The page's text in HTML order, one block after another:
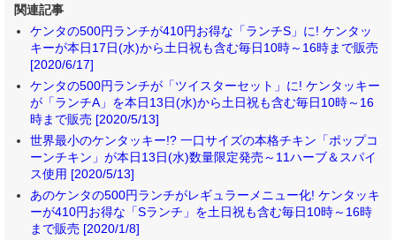
関連記事
ケンタの500円ランチが410円お得な「ランチS」に! ケンタッ
キーが本日17日(水)から土日祝も含む毎日10時～16時まで販売
[2020/6/17]
ケンタの500円ランチが「ツイスターセット」に! ケンタッキー
が「ランチA」を本日13日(水)から土日祝も含む毎日10時～16
時まで販売 [2020/5/13]
世界最小のケンタッキー!? 一口サイズの本格チキン「ポップコ
ーンチキン」が本日13日(水)数量限定発売～11ハーブ＆スパイ
ス使用 [2020/5/13]
あのケンタの500円ランチがレギュラーメニュー化! ケンタッキ
ーが410円お得な「Sランチ」を土日祝も含む毎日10時～16時
まで販売 [2020/1/8]